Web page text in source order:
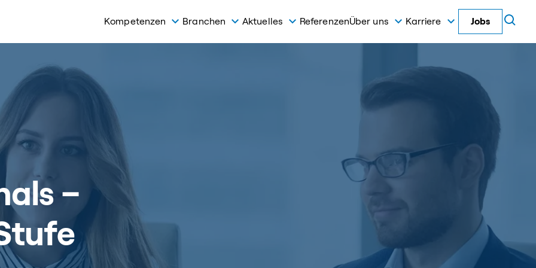
Kompetenzen Branchen Aktuelles ReferenzenÜber uns Karriere Jobs
–